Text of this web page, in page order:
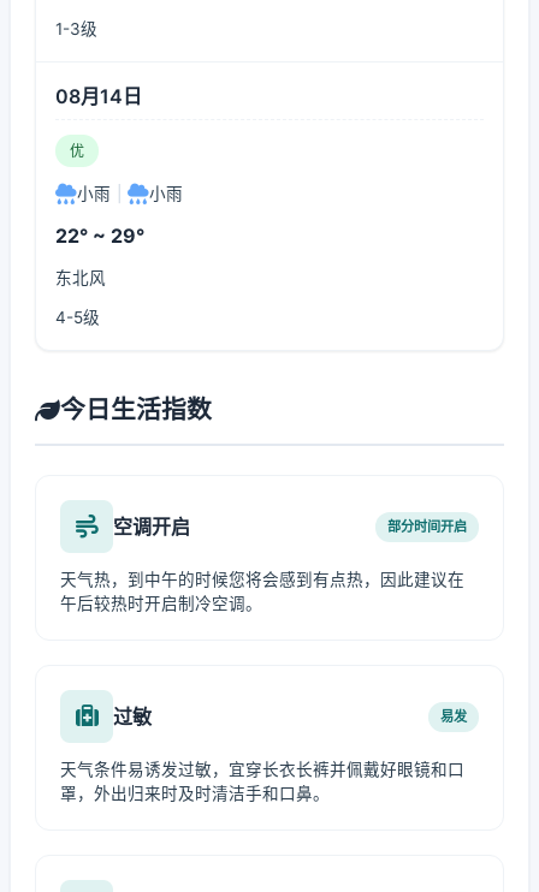
1-3级
08月14日
优
小雨 小雨
22° ~ 29°
东北风
4-5级
今日生活指数
空调开启 部分时间开启
天气热，到中午的时候您将会感到有点热，因此建议在
午后较热时开启制冷空调。
过敏 易发
天气条件易诱发过敏，宜穿长衣长裤并佩戴好眼镜和口
罩，外出归来时及时清洁手和口鼻。